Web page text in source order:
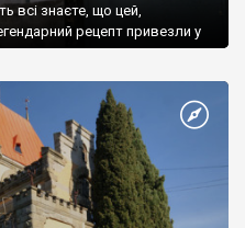
всі знаєте, що цей,
рецепт привезли у